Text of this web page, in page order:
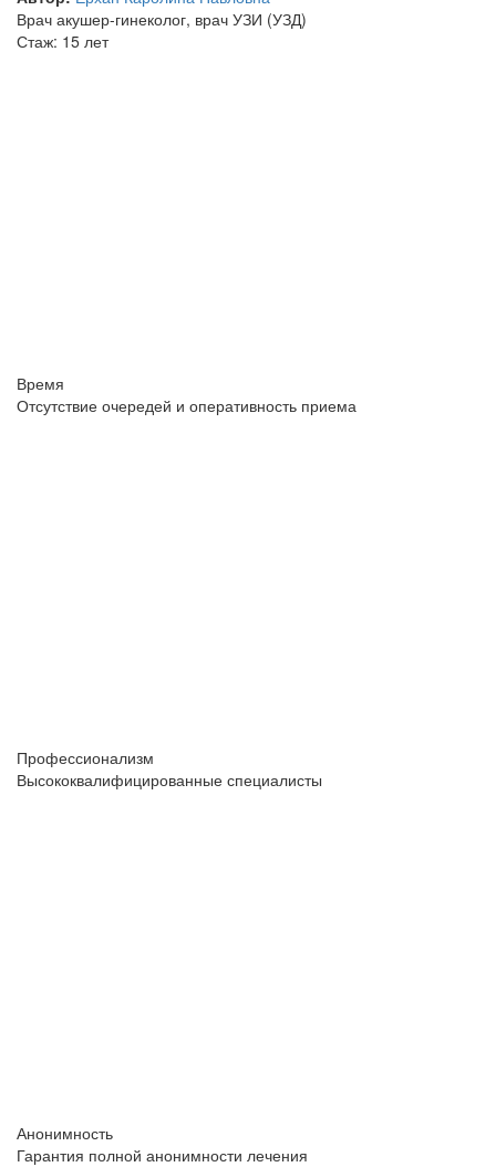
Врач акушер-гинеколог, врач УЗИ (УЗД)
Стаж: 15 лет
Время
Отсутствие очередей и оперативность приема
Профессионализм
Высококвалифицированные специалисты
Анонимность
Гарантия полной анонимности лечения